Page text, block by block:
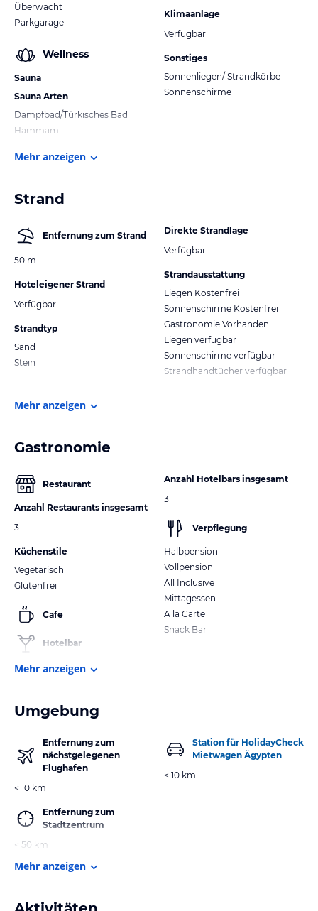
Überwacht
Parkgarage
Wellness
Sauna
Sauna Arten
Dampfbad/Türkisches Bad
Hammam
Klimaanlage
Verfügbar
Sonstiges
Sonnenliegen/ Strandkörbe
Sonnenschirme
Mehr anzeigen
Strand
Entfernung zum Strand
50 m
Hoteleigener Strand
Verfügbar
Strandtyp
Sand
Stein
Direkte Strandlage
Verfügbar
Strandausstattung
Liegen Kostenfrei
Sonnenschirme Kostenfrei
Gastronomie Vorhanden
Liegen verfügbar
Sonnenschirme verfügbar
Strandhandtücher verfügbar
Mehr anzeigen
Gastronomie
Restaurant
Anzahl Restaurants insgesamt
3
Küchenstile
Vegetarisch
Glutenfrei
Cafe
Hotelbar
Anzahl Hotelbars insgesamt
3
Verpflegung
Halbpension
Vollpension
All Inclusive
Mittagessen
A la Carte
Snack Bar
Mehr anzeigen
Umgebung
Entfernung zum
nächstgelegenen
Flughafen
< 10 km
Entfernung zum
Stadtzentrum
< 50 km
Station für HolidayCheck
Mietwagen Ägypten
< 10 km
Mehr anzeigen